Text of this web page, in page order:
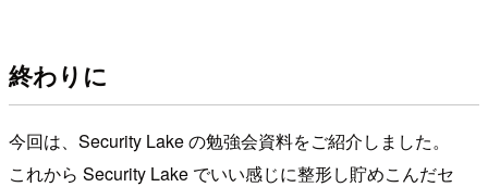
終わりに
今回は、Security Lake の勉強会資料をご紹介しました。
これから Security Lake でいい感じに整形し貯めこんだセ